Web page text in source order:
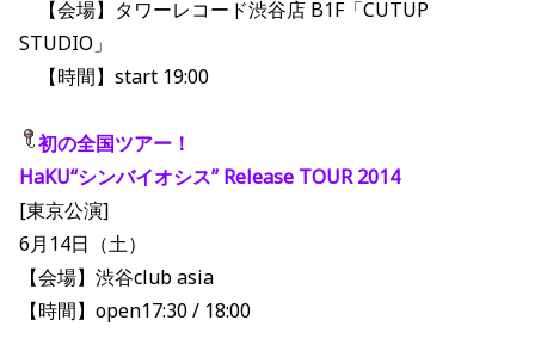
【会場】タワーレコード渋谷店 B1F「CUTUP
STUDIO」
【時間】start 19:00
初の全国ツアー！
HaKU“シンバイオシス” Release TOUR 2014
[東京公演]
6月14日（土）
【会場】渋谷club asia
【時間】open17:30 / 18:00